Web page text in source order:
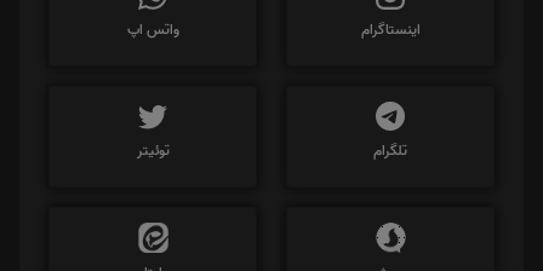
اینستاگرام واتس اپ
تلگرام توئیتر